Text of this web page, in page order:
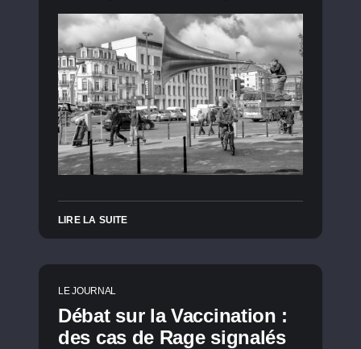
LIRE LA SUITE
LE JOURNAL
Débat sur la Vaccination :
des cas de Rage signalés